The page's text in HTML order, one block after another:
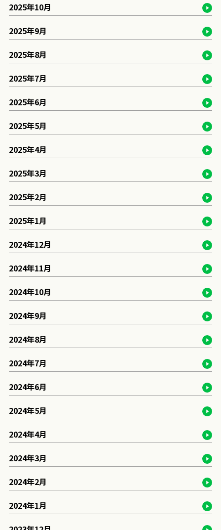
2025年10月
2025年9月
2025年8月
2025年7月
2025年6月
2025年5月
2025年4月
2025年3月
2025年2月
2025年1月
2024年12月
2024年11月
2024年10月
2024年9月
2024年8月
2024年7月
2024年6月
2024年5月
2024年4月
2024年3月
2024年2月
2024年1月